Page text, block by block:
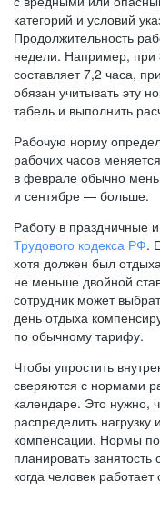
категорий и условий
Продолжительность
недели. Например, при
составляет 7,2 часа, при
обязан учитывать эту
табель и выполнить
Рабочую норму
рабочих часов
в феврале обычно
и сентябре — больше.
Работу в праздничные
Трудового кодекса РФ.
хотя должен был
не меньше двойной
сотрудник может
день отдыха
по обычному тарифу.
Чтобы упростить
сверяются с нормами
календаре. Это нужно,
распределить
компенсации. Нормы
планировать занятость
когда человек работает